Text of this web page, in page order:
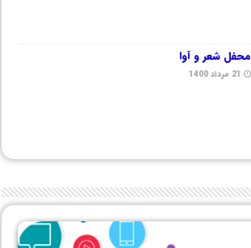
محفل شعر و آوا
21 مرداد 1400